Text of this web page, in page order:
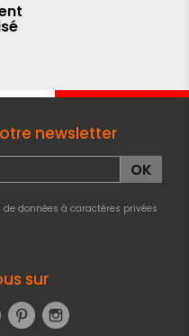
newsletter
données à caractères privées
sur
Google+Pinterest